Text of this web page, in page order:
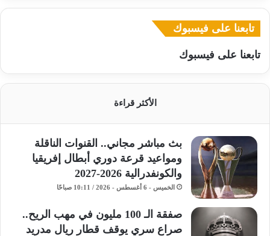
تابعنا على فيسبوك
تابعنا على فيسبوك
الأكثر قراءة
بث مباشر مجاني.. القنوات الناقلة
ومواعيد قرعة دوري أبطال إفريقيا
والكونفدرالية 2026-2027
الخميس - 6 أغسطس - 2026 / 10:11 صباحًا
صفقة الـ 100 مليون في مهب الريح..
صراع سري يوقف قطار ريال مدريد